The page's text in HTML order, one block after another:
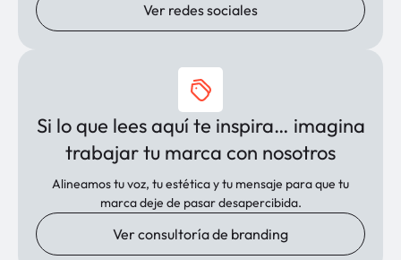
Ver redes sociales
Si lo que lees aquí te inspira… imagina
trabajar tu marca con nosotros
Alineamos tu voz, tu estética y tu mensaje para que tu
marca deje de pasar desapercibida.
Ver consultoría de branding